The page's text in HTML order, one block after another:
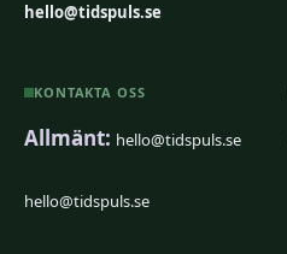
hello@tidspuls.se
KONTAKTA OSS
Allmänt: hello@tidspuls.se
hello@tidspuls.se